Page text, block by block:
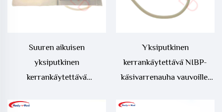
Suuren aikuisen
yksiputkinen
kerrankäytettävä
mittausnauha, suuren
Yksiputkinen
kerrankäytettävä NIBP-
käsivarrenauha vauvoille,